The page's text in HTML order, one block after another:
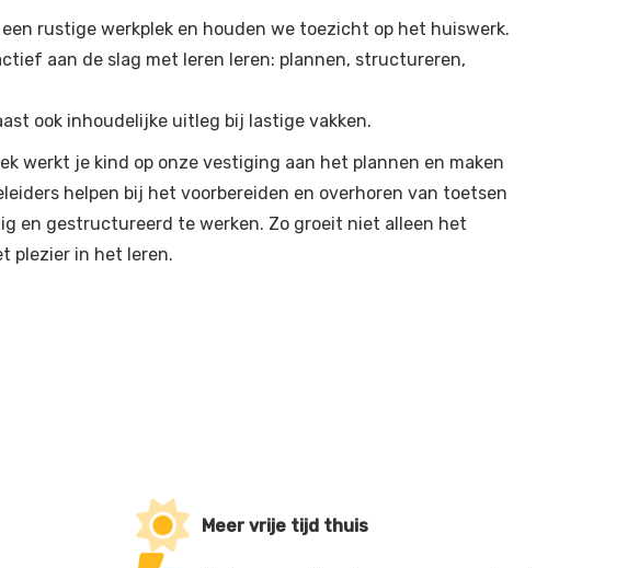
rustige werkplek en houden we toezicht op het huiswerk.
aan de slag met leren leren: plannen, structureren,
ook inhoudelijke uitleg bij lastige vakken.
werkt je kind op onze vestiging aan het plannen en maken
helpen bij het voorbereiden en overhoren van toetsen
en gestructureerd te werken. Zo groeit niet alleen het
plezier in het leren.
Meer vrije tijd thuis